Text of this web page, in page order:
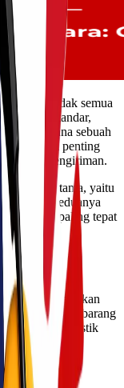
udara, tidak semua
Ada standar,
bagaimana sebuah
Hal ini penting
pengiriman.
kategori utama, yaitu
keduanya
yang paling tepat
tidak memerlukan
udara. Artinya, barang
karakteristik